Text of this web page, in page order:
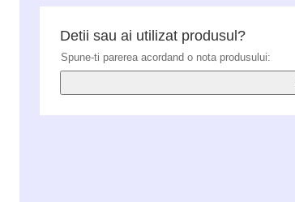
Detii sau ai utilizat produsul?
Spune-ti parerea acordand o nota produsului: